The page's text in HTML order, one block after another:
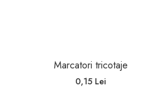
Marcatori tricotaje
0,15 Lei